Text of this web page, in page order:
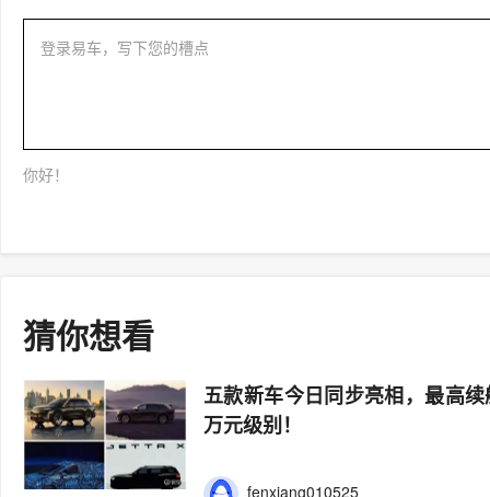
登录易车，写下您的槽点
你好！
猜你想看
五款新车今日同步亮相，最高
万元级别！
fenxiang010525